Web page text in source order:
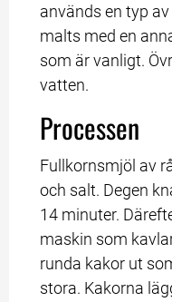
används en typ
malts med en
som är vanligt.
vatten.
Processen
Fullkornsmjöl av
och salt. Degen
14 minuter.
maskin som
runda kakor ut
stora. Kakorna